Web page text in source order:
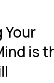
Your
is